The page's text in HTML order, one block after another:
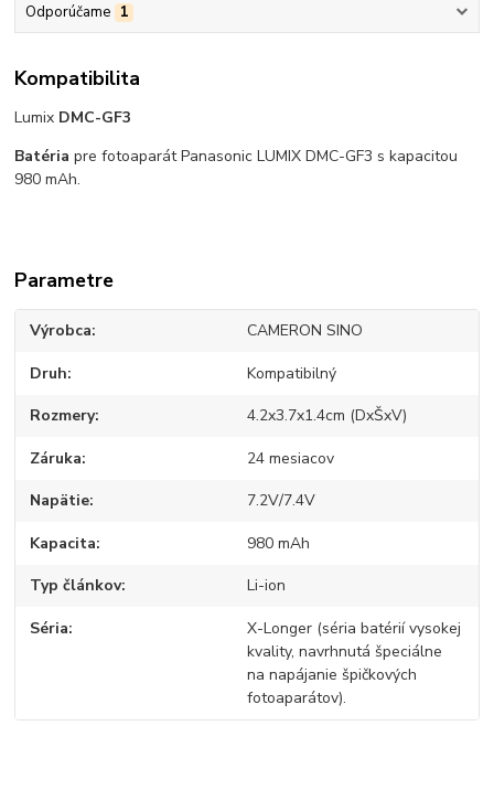
Odporúčame 1
Kompatibilita
Lumix DMC-GF3
Batéria pre fotoaparát Panasonic LUMIX DMC-GF3 s kapacitou
980 mAh.
Parametre
Výrobca CAMERON SINO
Druh Kompatibilný
Rozmery 4.2x3.7x1.4cm (DxŠxV)
Záruka 24 mesiacov
Napätie 7.2V/7.4V
Kapacita 980 mAh
Typ článkov Li-ion
Séria
X-Longer (séria batérií vysokej
kvality, navrhnutá špeciálne
na napájanie špičkových
fotoaparátov).